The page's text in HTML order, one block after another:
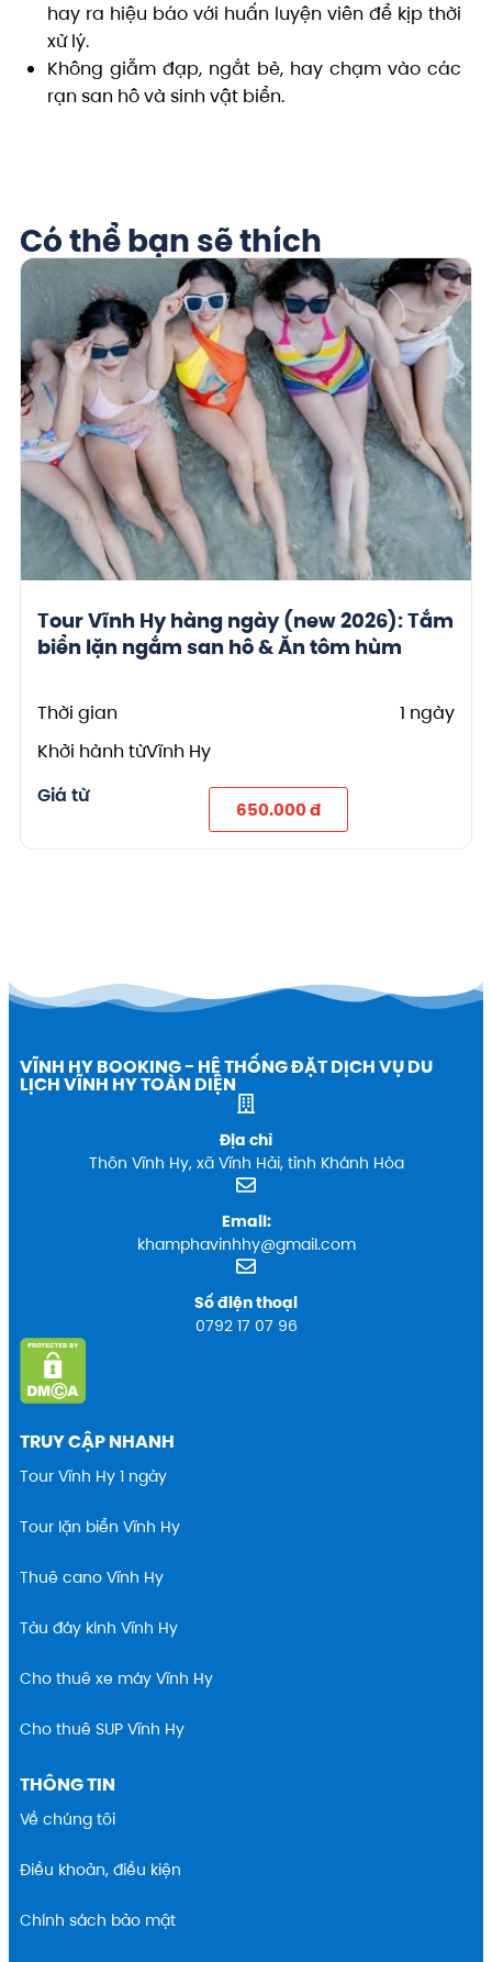
hay ra hiệu báo với huấn luyện viên để kịp thời
xử lý.
Không giẫm đạp, ngắt bẻ, hay chạm vào các
rạn san hô và sinh vật biển.
Có thể bạn sẽ thích
Tour Vĩnh Hy hàng ngày (new 2026): Tắm
biển lặn ngắm san hô & Ăn tôm hùm
Khởi hành từVĩnh Hy
Thời gian 1 ngày
Giá từ
650.000 đ
VĨNH HY BOOKING - HỆ THỐNG ĐẶT DỊCH VỤ DU
LỊCH VĨNH HY TOÀN DIỆN
Địa chỉ
Thôn Vĩnh Hy, xã Vĩnh Hải, tỉnh Khánh Hòa
Email:
khamphavinhhy@gmail.com
Số điện thoại
0792 17 07 96
TRUY CẬP NHANH
Tour Vĩnh Hy 1 ngày
Tour lặn biển Vĩnh Hy
Thuê cano Vĩnh Hy
Tàu đáy kính Vĩnh Hy
Cho thuê xe máy Vĩnh Hy
Cho thuê SUP Vĩnh Hy
THÔNG TIN
Về chúng tôi
Điều khoản, điều kiện
Chính sách bảo mật